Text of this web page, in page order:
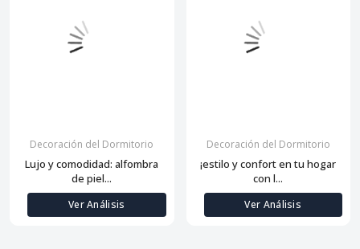
Decoración del Dormitorio
Lujo y comodidad: alfombra
de piel...
Ver Análisis
Decoración del Dormitorio
¡estilo y confort en tu hogar
con l...
Ver Análisis